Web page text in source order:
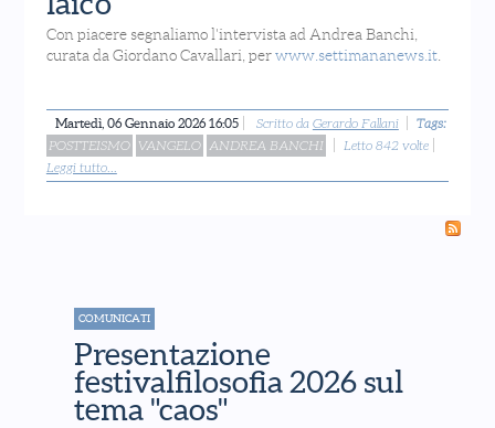
Con piacere segnaliamo l'intervista ad Andrea Banchi,
curata da Giordano Cavallari, perwww.settimananews.it.
Martedì, 06 Gennaio 2026 16:05 Scritto da Gerardo Fallani
Tags:
POSTTEISMO
VANGELO ANDREA BANCHI
Letto 842 volte
Leggi tutto...
COMUNICATI
Presentazione
festivalfilosofia 2026 sul
tema "caos"